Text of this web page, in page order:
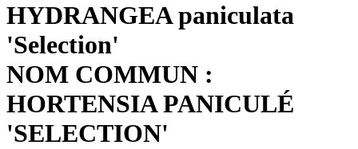
HYDRANGEA paniculata
'Selection'
NOM COMMUN :
HORTENSIA PANICULÉ
'SELECTION'